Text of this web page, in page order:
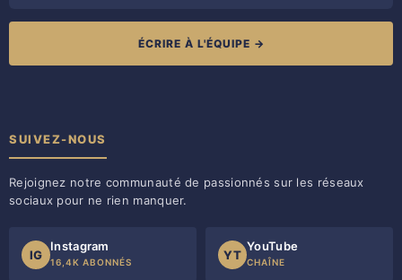
ÉCRIRE À L'ÉQUIPE →
SUIVEZ-NOUS
Rejoignez notre communauté de passionnés sur les réseaux
sociaux pour ne rien manquer.
IG
Instagram
16,4K ABONNÉS
YT
YouTube
CHAÎNE